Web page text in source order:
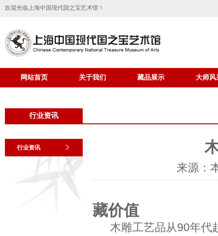
欢迎光临上海中国现代国之宝艺术馆！
网站首页 关于我们 藏品展示 大师风
行业资讯
行业资讯
来源：
藏价值
木雕工艺品从90年代